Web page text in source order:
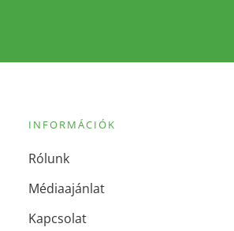
INFORMÁCIÓK
Rólunk
Médiaajánlat
Kapcsolat